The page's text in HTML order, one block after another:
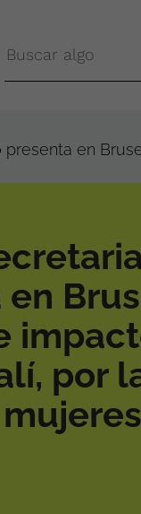
presenta en
por